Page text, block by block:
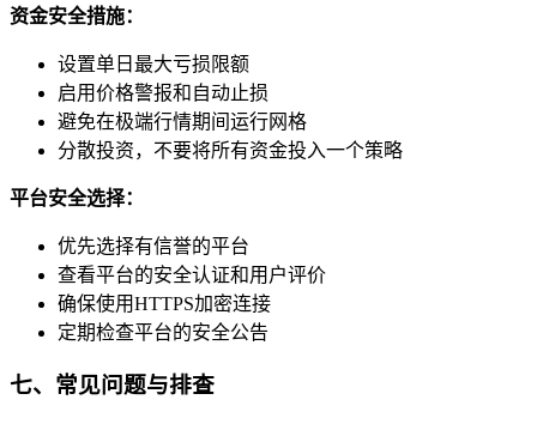
资金安全措施：
设置单日最大亏损限额
启用价格警报和自动止损
避免在极端行情期间运行网格
分散投资，不要将所有资金投入一个策略
平台安全选择：
优先选择有信誉的平台
查看平台的安全认证和用户评价
确保使用HTTPS加密连接
定期检查平台的安全公告
七、常见问题与排查